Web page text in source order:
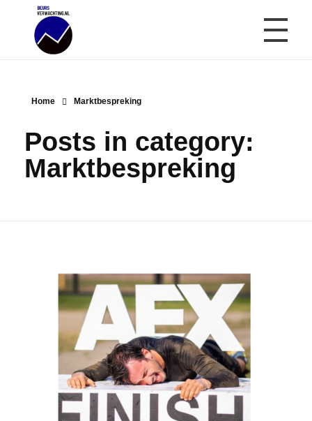
Beursverwachting.nl
Home Marktbespreking
Posts in category:
Marktbespreking